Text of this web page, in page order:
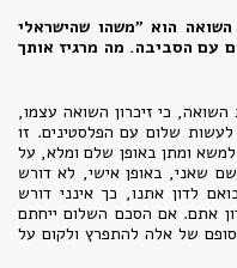
הוא "משהו שהישראלי
עם הסביבה. מה מרגיז אותך
כי זיכרון השואה עצמו,
לעשות שלום עם הפלסטינים. זו
ומתן באופן שלם ומלא, על
שאני, באופן אישי, לא דורש
לדון אתנו, כך אינני דורש
אתם. אם הסכם השלום ייחתם
של אלה להתפרץ ולקום על